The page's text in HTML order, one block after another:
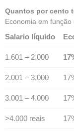
Quantos por cento
Economia em
Salario líquido
1.601 – 2.000
2.001 – 3.000
3.001 – 4.000
>4.000 reais